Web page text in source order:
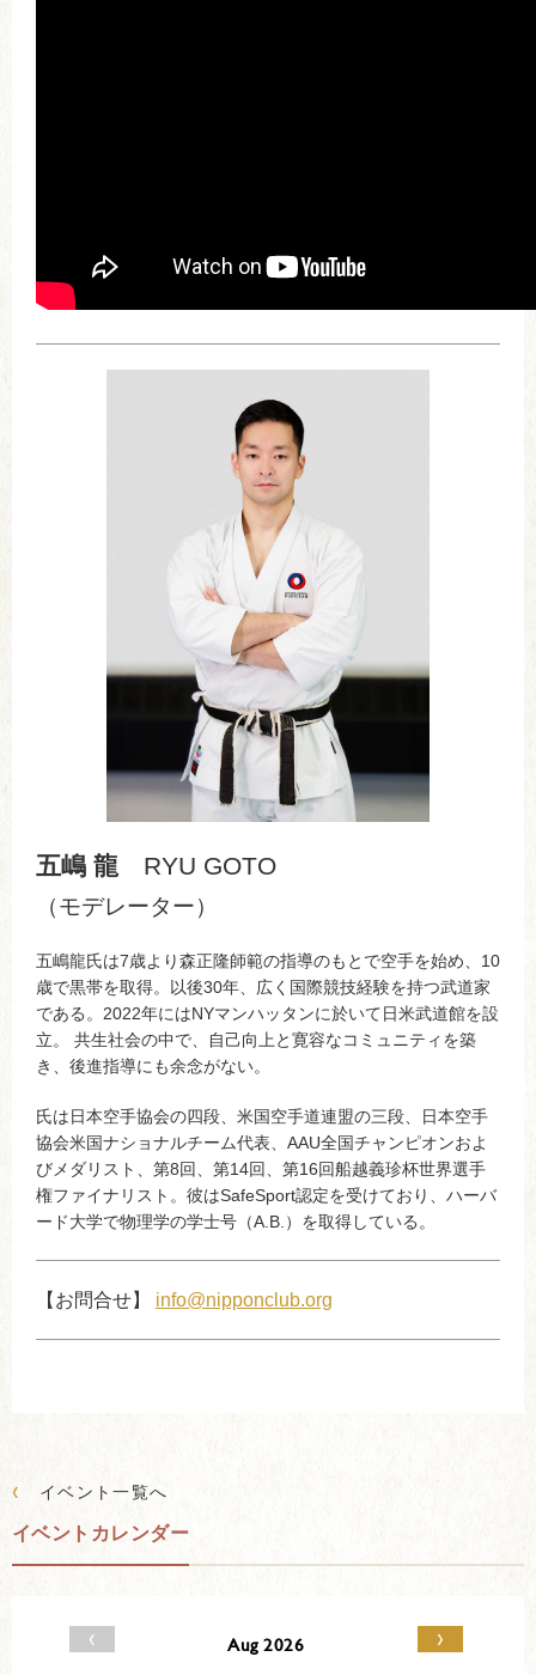
五嶋 龍 RYU GOTO
（モデレーター）
五嶋龍氏は7歳より森正隆師範の指導のもとで空手を始め、10
歳で黒帯を取得。以後30年、広く国際競技経験を持つ武道家
である。2022年にはNYマンハッタンに於いて日米武道館を設
立。 共生社会の中で、自己向上と寛容なコミュニティを築
き、後進指導にも余念がない。
氏は日本空手協会の四段、米国空手道連盟の三段、日本空手
協会米国ナショナルチーム代表、AAU全国チャンピオンおよ
びメダリスト、第8回、第14回、第16回船越義珍杯世界選手
権ファイナリスト。彼はSafeSport認定を受けており、ハーバ
ード大学で物理学の学士号（A.B.）を取得している。
【お問合せ】 info@nipponclub.org
‹ イベント一覧へ
イベントカレンダー
‹ Aug 2026 ›